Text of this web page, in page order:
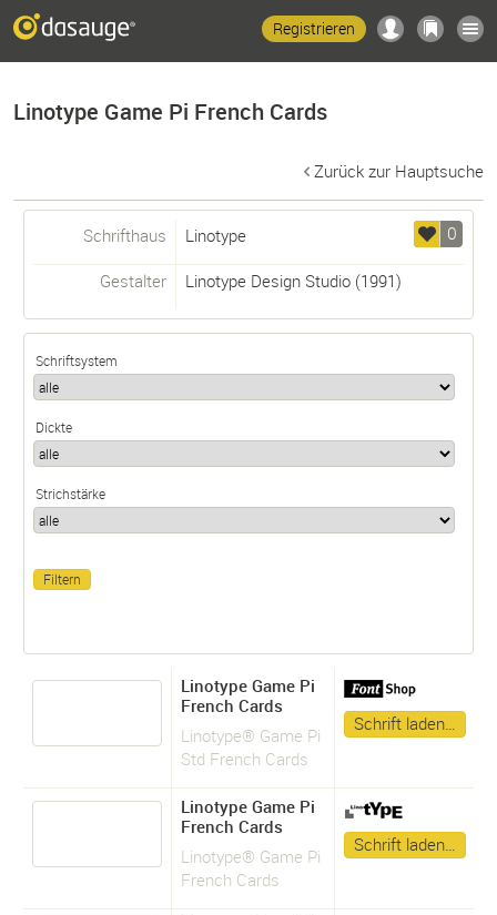
Registrieren
Linotype Game Pi French Cards
Zurück zur Hauptsuche
0
Schrifthaus Linotype
Gestalter Linotype Design Studio(1991)
Schriftsystem
Dickte
Strichstärke
Linotype Game Pi
French Cards
Linotype® Game Pi
Std French Cards
Schrift laden…
Linotype Game Pi
French Cards
Linotype® Game Pi
French Cards
Schrift laden…